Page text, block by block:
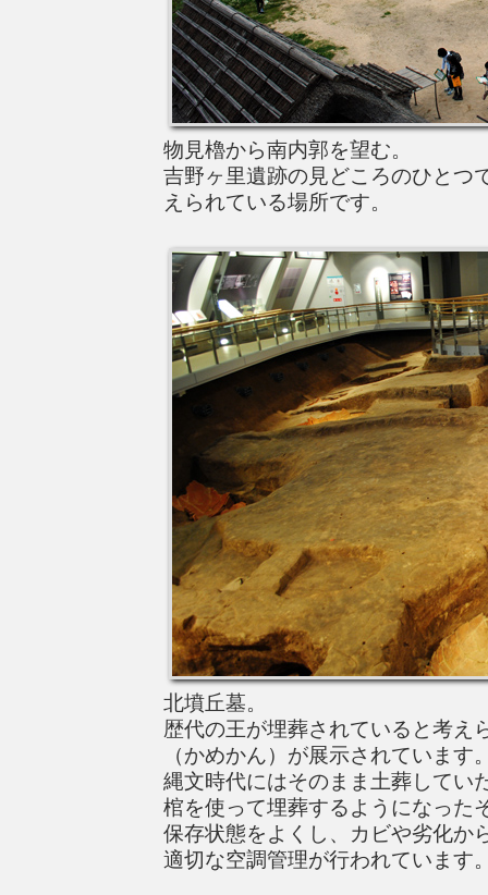
物見櫓から南内郭を望む。
吉野ヶ里遺跡の見どころのひとつ
えられている場所です。
北墳丘墓。
歴代の王が埋葬されていると考え
（かめかん）が展示されています
縄文時代にはそのまま土葬してい
棺を使って埋葬するようになった
保存状態をよくし、カビや劣化か
適切な空調管理が行われています